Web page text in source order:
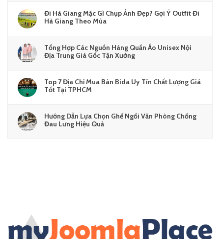
Đi Hà Giang Mặc Gì Chụp Ảnh Đẹp? Gợi Ý Outfit Đi
Hà Giang Theo Mùa
Tổng Hợp Các Nguồn Hàng Quần Áo Unisex Nội
Địa Trung Giá Gốc Tận Xưởng
Top 7 Địa Chỉ Mua Bàn Bida Uy Tín Chất Lượng Giá
Tốt Tại TPHCM
Hướng Dẫn Lựa Chọn Ghế Ngồi Văn Phòng Chống
Đau Lưng Hiệu Quả